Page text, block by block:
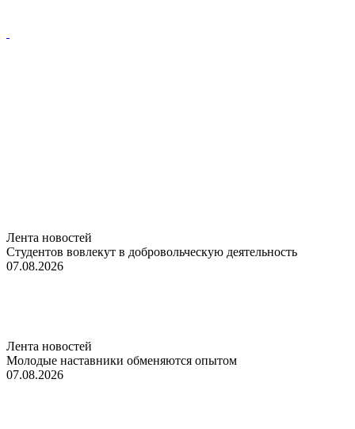
Лента новостей
Студентов вовлекут в добровольческую деятельность
07.08.2026
Лента новостей
Молодые наставники обменяются опытом
07.08.2026